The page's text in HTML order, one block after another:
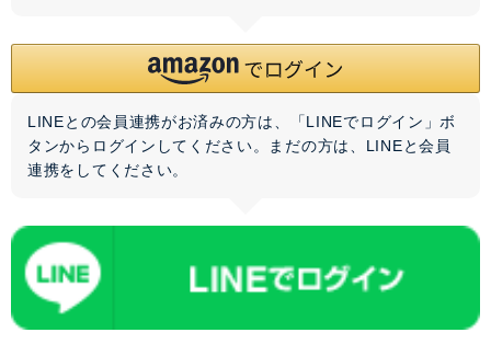
LINEとの会員連携がお済みの方は、「LINEでログイン」ボ
タンからログインしてください。まだの方は、 LINEと会員
連携をしてください。